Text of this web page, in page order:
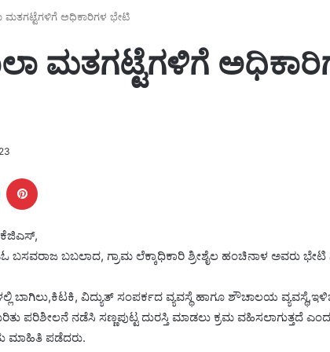
ಮತಗಟ್ಟೆಗಳಿಗೆ ಅಧಿಕಾರಿಗಳ ಭೇಟಿ
ಮತಗಟ್ಟೆಗಳಿಗೆ
LinkedIn
ಕೆಜಿಎಸ್,
ಬಬಲಾದ, ಗ್ರಾಮ ಲೆಕ್ಕಾಧಿಕಾರಿ ಶ್ರೀಶೈಲ ಹಂಚಿನಾಳ ಅವರು
ಬಾಗಿಲು,ಕಿಟಕಿ, ವಿದ್ಯುತ್ ಸಂಪರ್ಕದ ವ್ಯವಸ್ಥೆ ಹಾಗೂ ಶೌಚಾಲಯ
ಪರಿಶೀಲನೆ ನಡೆಸಿ ಸಣ್ಣಪುಟ್ಟ ದುರಸ್ತಿ ಮಾಡಲು ಕ್ರಮ ವಹಿಸಲಾಗುತ್ತದೆ
ಮಾಹಿತಿ ಪಡೆದರು.